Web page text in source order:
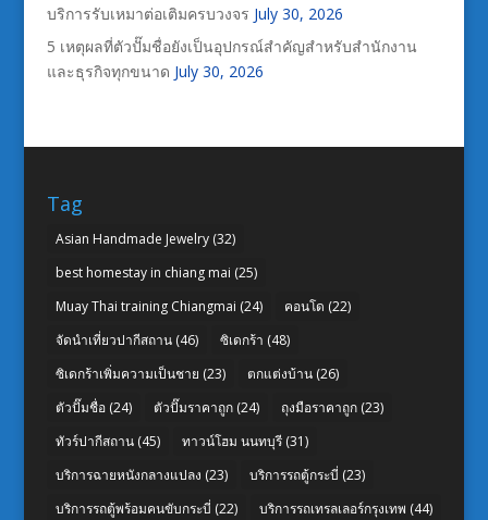
บริการรับเหมาต่อเติมครบวงจร July 30, 2026
5 เหตุผลที่ตัวปั๊มชื่อยังเป็นอุปกรณ์สำคัญสำหรับสำนักงาน
และธุรกิจทุกขนาด July 30, 2026
Tag
Asian Handmade Jewelry(32)
best homestay in chiang mai (25)
Muay Thai training Chiangmai (24) คอนโด (22)
จัดนำเที่ยวปากีสถาน(46) ซิเดกร้า (48)
ซิเดกร้าเพิ่มความเป็นชาย (23) ตกแต่งบ้าน(26)
ตัวปั๊มชื่อ(24) ตัวปั๊มราคาถูก(24) ถุงมือราคาถูก(23)
ทัวร์ปากีสถาน(45) ทาวน์โฮม นนทบุรี(31)
บริการฉายหนังกลางแปลง (23) บริการรถตู้กระบี่ (23)
บริการรถตู้พร้อมคนขับกระบี่ (22) บริการรถเทรลเลอร์กรุงเทพ (44)